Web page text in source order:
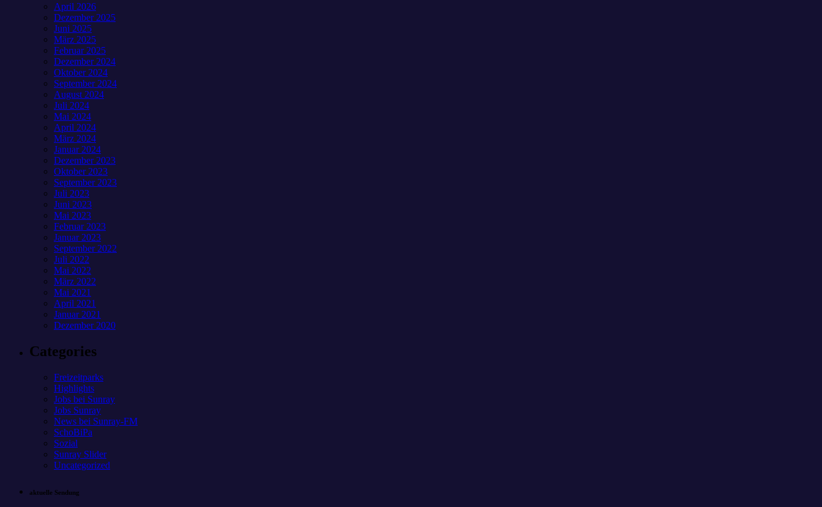
April 2026
Dezember 2025
Juni 2025
März 2025
Februar 2025
Dezember 2024
Oktober 2024
September 2024
August 2024
Juli 2024
Mai 2024
April 2024
März 2024
Januar 2024
Dezember 2023
Oktober 2023
September 2023
Juli 2023
Juni 2023
Mai 2023
Februar 2023
Januar 2023
September 2022
Juli 2022
Mai 2022
März 2022
Mai 2021
April 2021
Januar 2021
Dezember 2020
Categories
Freizeitparks
Highlights
Jobs bei Sunray
Jobs Sunray
News bei Sunray-FM
SchoBiPa
Sozial
Sunray Slider
Uncategorized
aktuelle Sendung